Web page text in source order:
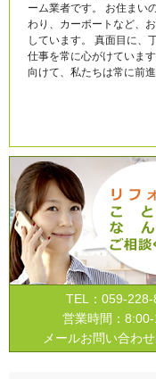
ーム業者です。 お住まい
わり、カーポートなど、
しています。 真面目に、
仕事を常に心がけていま
向けて、私たちは常に前進
TEL： 059-228-
営業時間：
メールお問い合わ